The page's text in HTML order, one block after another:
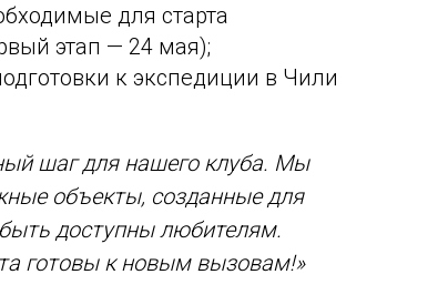
для старта
этап — 24 мая);
к экспедиции в Чили
шаг для нашего клуба. Мы
объекты, созданные для
доступны любителям.
готовы к новым вызовам!»